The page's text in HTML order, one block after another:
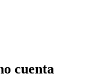
cuenta